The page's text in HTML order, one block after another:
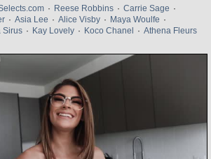
· Reese Robbins · Carrie Sage ·
· Asia Lee · Alice Visby · Maya Woulfe ·
Sirus · Kay Lovely · Koco Chanel · Athena Fleurs